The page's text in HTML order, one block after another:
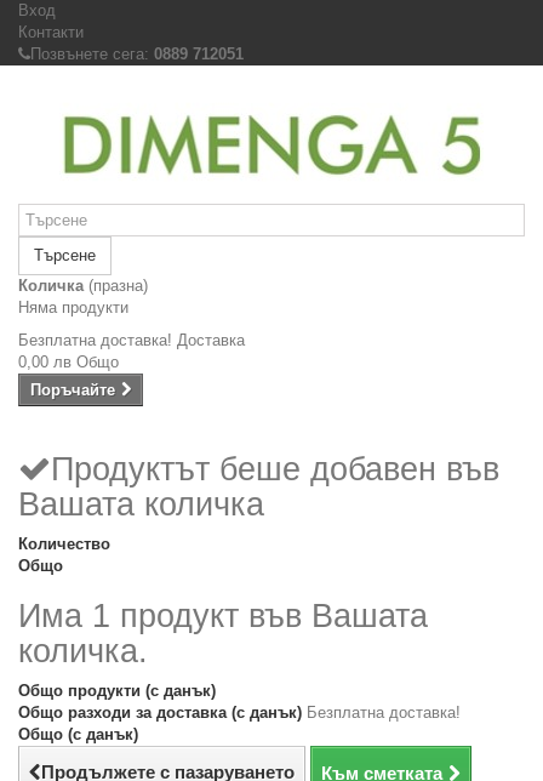
Вход
Контакти
Позвънете сега: 0889 712051
Търсене
Количка (празна)
Няма продукти
Безплатна доставка! Доставка
0,00 лв Общо
Поръчайте
Продуктът беше добавен във
Вашата количка
Количество
Общо
Има 1 продукт във Вашата
количка.
Общо продукти (с данък)
Общо разходи за доставка (с данък) Безплатна доставка!
Общо (с данък)
Продължете с пазаруването Към сметката